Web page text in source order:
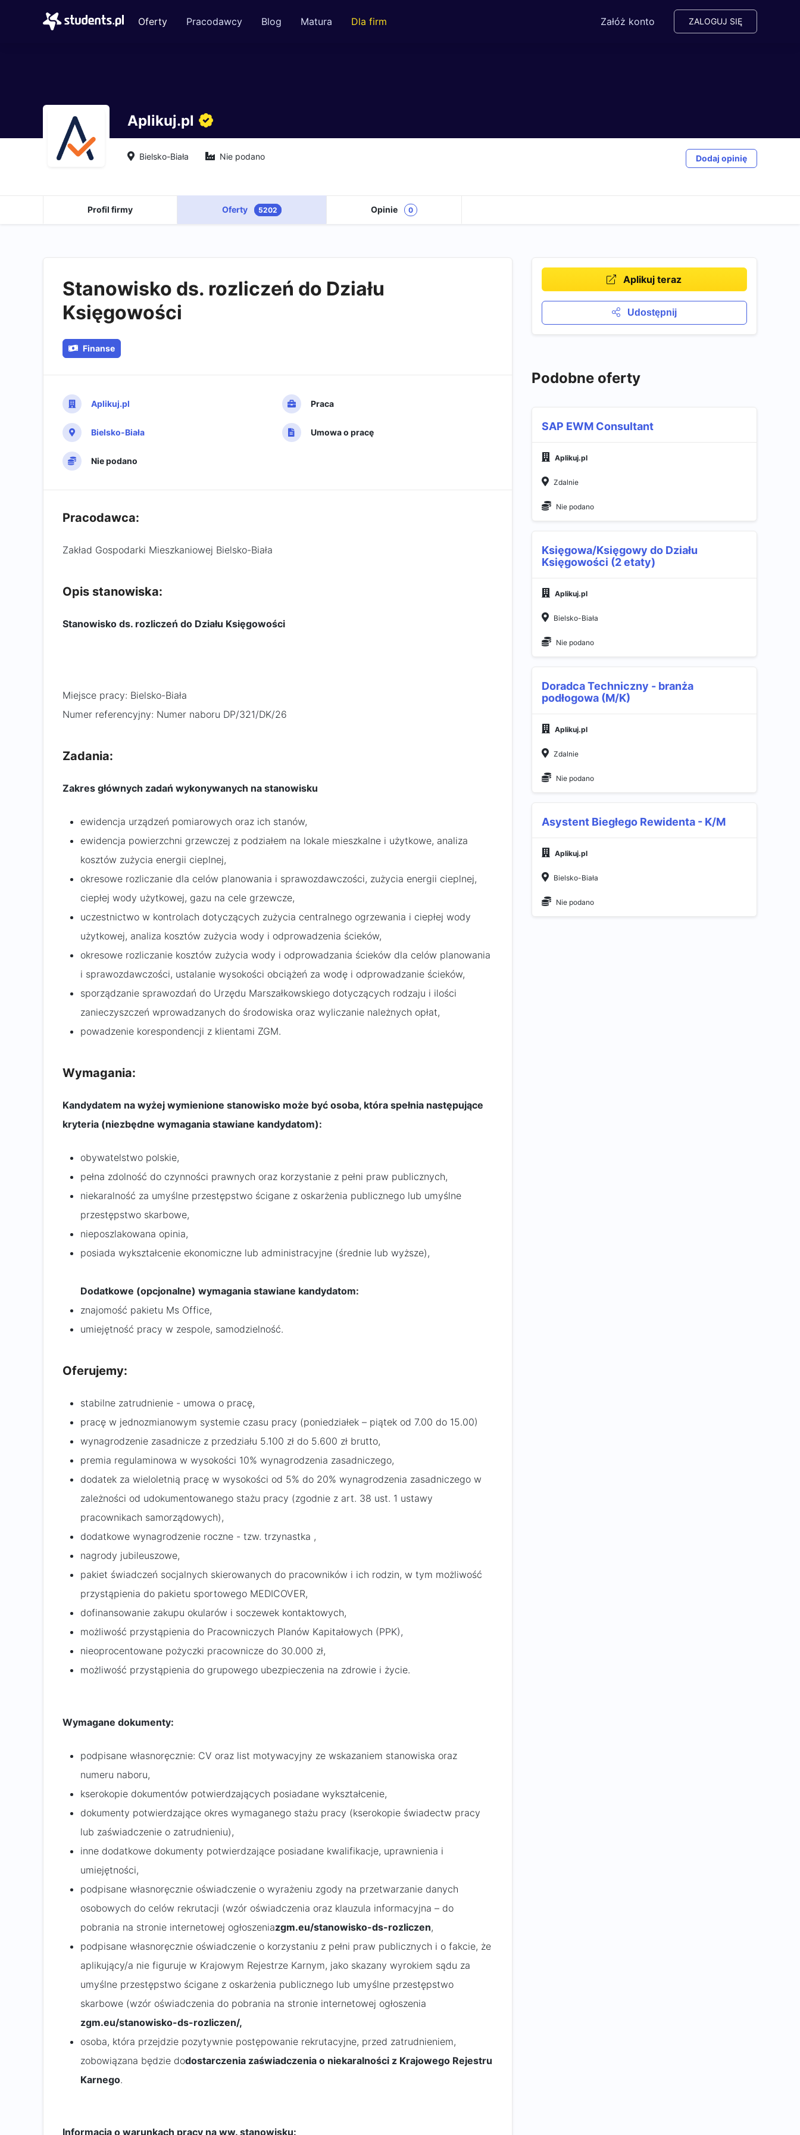
Oferty Pracodawcy Blog Matura Dla firm Załóż konto ZALOGUJ SIĘ
Aplikuj.pl
Bielsko-Biała Nie podano Dodaj opinię
Profil firmy Oferty 5202 Opinie 0
Stanowisko ds. rozliczeń do Działu
Księgowości
Finanse
Aplikuj.pl
Bielsko-Biała
Nie podano
Praca
Umowa o pracę
Pracodawca:
Zakład Gospodarki Mieszkaniowej Bielsko-Biała
Opis stanowiska:
Stanowisko ds. rozliczeń do Działu Księgowości
Miejsce pracy: Bielsko-Biała
Numer referencyjny: Numer naboru DP/321/DK/26
Zadania:
Zakres głównych zadań wykonywanych na stanowisku
ewidencja urządzeń pomiarowych oraz ich stanów,
ewidencja powierzchni grzewczej z podziałem na lokale mieszkalne i użytkowe, analiza
kosztów zużycia energii cieplnej,
okresowe rozliczanie dla celów planowania i sprawozdawczości, zużycia energii cieplnej,
ciepłej wody użytkowej, gazu na cele grzewcze,
uczestnictwo w kontrolach dotyczących zużycia centralnego ogrzewania i ciepłej wody
użytkowej, analiza kosztów zużycia wody i odprowadzenia ścieków,
okresowe rozliczanie kosztów zużycia wody i odprowadzania ścieków dla celów planowania
i sprawozdawczości, ustalanie wysokości obciążeń za wodę i odprowadzanie ścieków,
sporządzanie sprawozdań do Urzędu Marszałkowskiego dotyczących rodzaju i ilości
zanieczyszczeń wprowadzanych do środowiska oraz wyliczanie należnych opłat,
powadzenie korespondencji z klientami ZGM.
Wymagania:
Kandydatem na wyżej wymienione stanowisko może być osoba, która spełnia następujące
kryteria (niezbędne wymagania stawiane kandydatom):
obywatelstwo polskie,
pełna zdolność do czynności prawnych oraz korzystanie z pełni praw publicznych,
niekaralność za umyślne przestępstwo ścigane z oskarżenia publicznego lub umyślne
przestępstwo skarbowe,
nieposzlakowana opinia,
posiada wykształcenie ekonomiczne lub administracyjne (średnie lub wyższe),
Dodatkowe (opcjonalne) wymagania stawiane kandydatom:
znajomość pakietu Ms Office,
umiejętność pracy w zespole, samodzielność.
Oferujemy:
stabilne zatrudnienie - umowa o pracę,
pracę w jednozmianowym systemie czasu pracy (poniedziałek – piątek od 7.00 do 15.00)
wynagrodzenie zasadnicze z przedziału 5.100 zł do 5.600 zł brutto,
premia regulaminowa w wysokości 10% wynagrodzenia zasadniczego,
dodatek za wieloletnią pracę w wysokości od 5% do 20% wynagrodzenia zasadniczego w
zależności od udokumentowanego stażu pracy (zgodnie z art. 38 ust. 1 ustawy
pracownikach samorządowych),
dodatkowe wynagrodzenie roczne - tzw. trzynastka ,
nagrody jubileuszowe,
pakiet świadczeń socjalnych skierowanych do pracowników i ich rodzin, w tym możliwość
przystąpienia do pakietu sportowego MEDICOVER,
dofinansowanie zakupu okularów i soczewek kontaktowych,
możliwość przystąpienia do Pracowniczych Planów Kapitałowych (PPK),
nieoprocentowane pożyczki pracownicze do 30.000 zł,
możliwość przystąpienia do grupowego ubezpieczenia na zdrowie i życie.
Wymagane dokumenty:
podpisane własnoręcznie: CV oraz list motywacyjny ze wskazaniem stanowiska oraz
numeru naboru,
kserokopie dokumentów potwierdzających posiadane wykształcenie,
dokumenty potwierdzające okres wymaganego stażu pracy (kserokopie świadectw pracy
lub zaświadczenie o zatrudnieniu),
inne dodatkowe dokumenty potwierdzające posiadane kwalifikacje, uprawnienia i
umiejętności,
podpisane własnoręcznie oświadczenie o wyrażeniu zgody na przetwarzanie danych
osobowych do celów rekrutacji (wzór oświadczenia oraz klauzula informacyjna – do
pobrania na stronie internetowej ogłoszeniazgm.eu/stanowisko-ds-rozliczen,
podpisane własnoręcznie oświadczenie o korzystaniu z pełni praw publicznych i o fakcie, że
aplikujący/a nie figuruje w Krajowym Rejestrze Karnym, jako skazany wyrokiem sądu za
umyślne przestępstwo ścigane z oskarżenia publicznego lub umyślne przestępstwo
skarbowe (wzór oświadczenia do pobrania na stronie internetowej ogłoszenia
zgm.eu/stanowisko-ds-rozliczen/,
osoba, która przejdzie pozytywnie postępowanie rekrutacyjne, przed zatrudnieniem,
zobowiązana będzie dodostarczenia zaświadczenia o niekaralności z Krajowego Rejestru
Karnego.
Informacja o warunkach pracy na ww. stanowisku:
Aplikuj teraz
Udostępnij
Podobne oferty
SAP EWM Consultant
Aplikuj.pl
Zdalnie
Nie podano
Księgowa/Księgowy do Działu
Księgowości (2 etaty)
Aplikuj.pl
Bielsko-Biała
Nie podano
Doradca Techniczny - branża
podłogowa (M/K)
Aplikuj.pl
Zdalnie
Nie podano
Asystent Biegłego Rewidenta - K/M
Aplikuj.pl
Bielsko-Biała
Nie podano